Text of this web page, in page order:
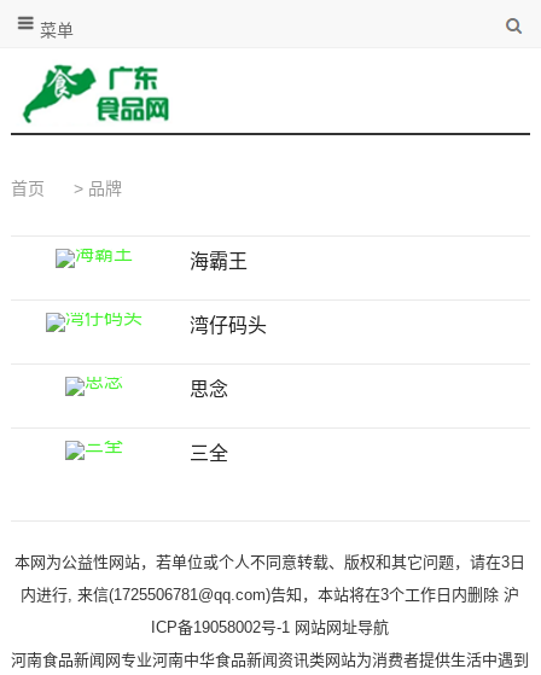
菜单
首页 > 品牌
海霸王
湾仔码头
思念
三全
本网为公益性网站，若单位或个人不同意转载、版权和其它问题，请在3日
内进行, 来信(1725506781@qq.com)告知，本站将在3个工作日内删除 沪
ICP备19058002号-1 网站网址导航
河南食品新闻网专业河南中华食品新闻资讯类网站为消费者提供生活中遇到